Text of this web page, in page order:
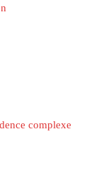
complexe